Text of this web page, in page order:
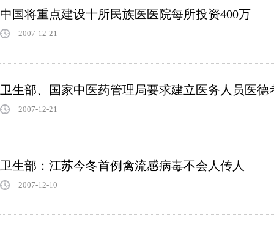
中国将重点建设十所民族医医院每所投资400万
2007-12-21
卫生部、国家中医药管理局要求建立医务人员医德
2007-12-21
卫生部：江苏今冬首例禽流感病毒不会人传人
2007-12-10